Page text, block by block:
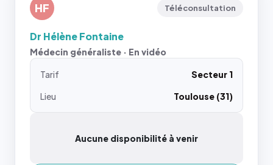
HF Téléconsultation
Dr Hélène Fontaine
Médecin généraliste · En vidéo
Tarif
Secteur 1
Lieu
Toulouse (31)
Aucune disponibilité à venir